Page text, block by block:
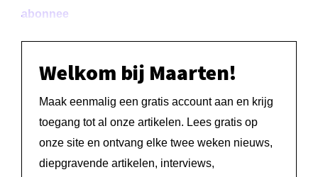
abonnee
Welkom bij Maarten!
Maak eenmalig een gratis account aan en krijg
toegang tot al onze artikelen. Lees gratis op
onze site en ontvang elke twee weken nieuws,
diepgravende artikelen, interviews,